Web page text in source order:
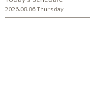
2026.08.06 Thursday